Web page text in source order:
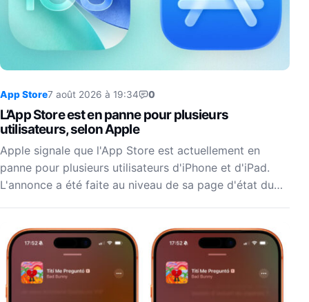
App Store7 août 2026 à 19:34 0
L’App Store est en panne pour plusieurs
utilisateurs, selon Apple
Apple signale que l'App Store est actuellement en
panne pour plusieurs utilisateurs d'iPhone et d'iPad.
L'annonce a été faite au niveau de sa page d'état du…